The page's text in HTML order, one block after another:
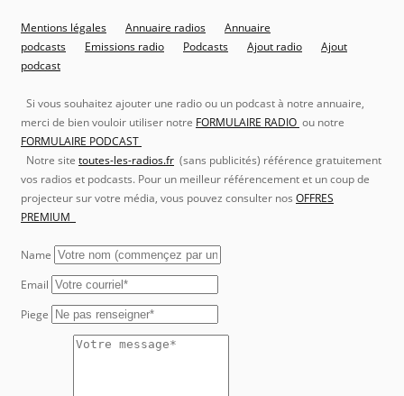
Mentions légales Annuaire radios
Annuaire
podcasts
Emissions radio Podcasts Ajout radio
Ajout
podcast
Si vous souhaitez ajouter une radio ou un podcast à notre annuaire,
merci de bien vouloir utiliser notre FORMULAIRE RADIO ou notre
FORMULAIRE PODCAST
Notre site toutes-les-radios.fr (sans publicités) référence gratuitement
vos radios et podcasts. Pour un meilleur référencement et un coup de
projecteur sur votre média, vous pouvez consulter nos OFFRES
PREMIUM
Name
Email
Piege